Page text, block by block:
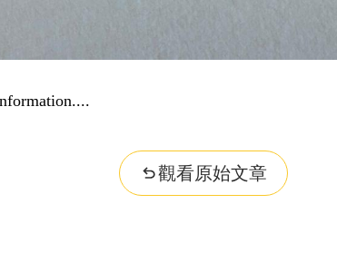
觀看原始文章